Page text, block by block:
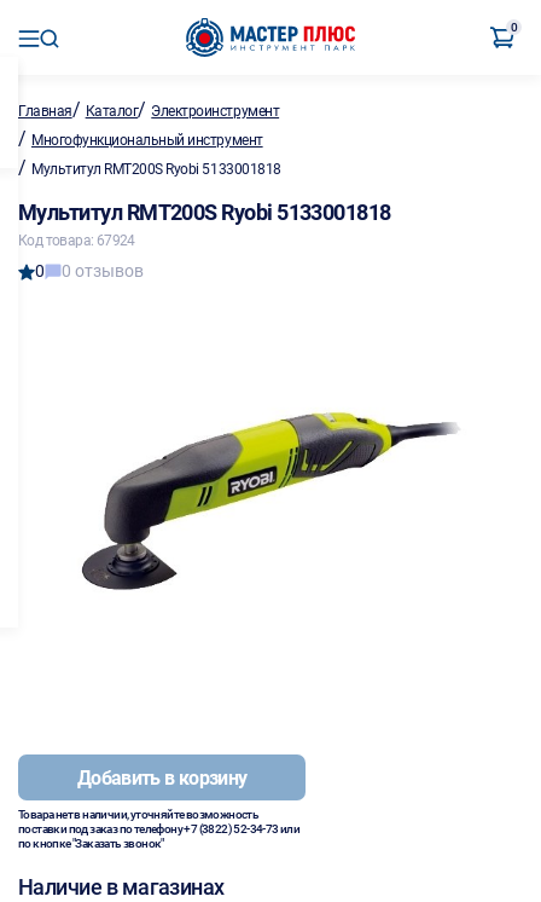
0
Главная/ Каталог/ Электроинструмент
/ Многофункциональный инструмент
/ Мультитул RMT200S Ryobi 5133001818
Мультитул RMT200S Ryobi 5133001818
Код товара: 67924
0 0 отзывов
Добавить в корзину
Товара нет в наличии, уточняйте возможность
поставки под заказ по телефону+7 (3822) 52-34-73или
по кнопке "Заказать звонок"
Наличие в магазинах